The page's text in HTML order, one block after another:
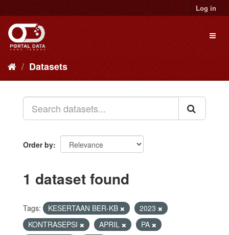
to
content
Log in
Datasets
Order by
1 dataset found
Tags: KESERTAAN BER-KB
2023
KONTRASEPSI
APRIL
PA